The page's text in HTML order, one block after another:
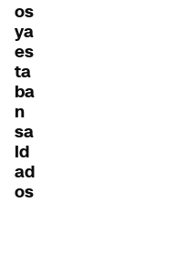
os
ya
es
ta
ba
n
sa
ld
ad
os